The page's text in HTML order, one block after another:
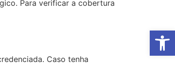
Para verificar a cobertura
Caso tenha